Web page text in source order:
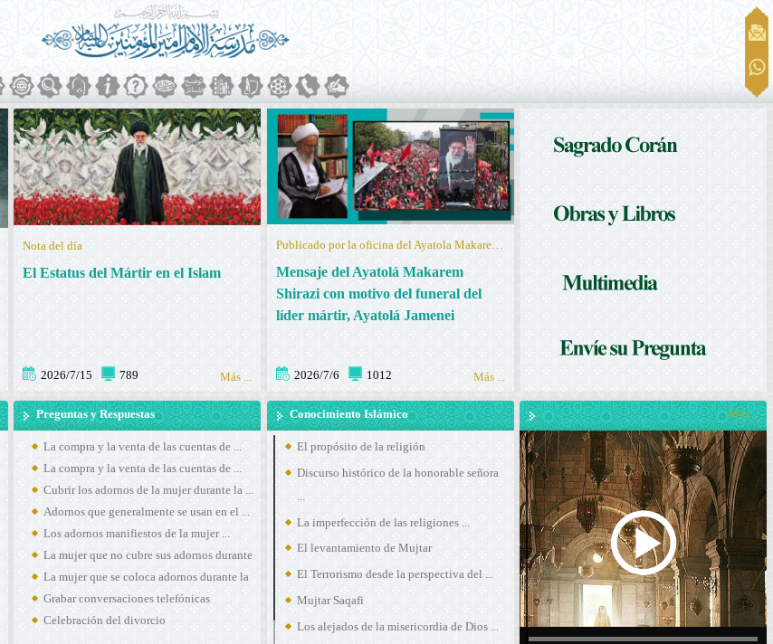
Nota del día
El Estatus del Mártir en el Islam
2026/7/15 789 Más ...
Publicado por la oficina del Ayatola Makarem Shirazi
Mensaje del Ayatolá Makarem
Shirazi con motivo del funeral del
líder mártir, Ayatolá Jamenei
2026/7/6 1012 Más ...
Preguntas y Respuestas
La compra y la venta de las cuentas de ...
La compra y la venta de las cuentas de ...
Cubrir los adornos de la mujer durante la ...
Adornos que generalmente se usan en el ...
Los adornos manifiestos de la mujer ...
La mujer que no cubre sus adornos durante
...
La mujer que se coloca adornos durante la
...
Grabar conversaciones telefónicas
Celebración del divorcio
Conocimiento Islámico
El propósito de la religión
Discurso histórico de la honorable señora
La imperfección de las religiones ...
El levantamiento de Mujtar
El Terrorismo desde la perspectiva del ...
Mujtar Saqafi
Los alejados de la misericordia de Dios ...
Más...